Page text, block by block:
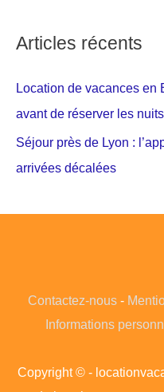
Articles récents
Location de vacances en
avant de réserver les nuits
Séjour près de Lyon :
arrivées décalées
Contactez-nous-
Informations
Copyright © -